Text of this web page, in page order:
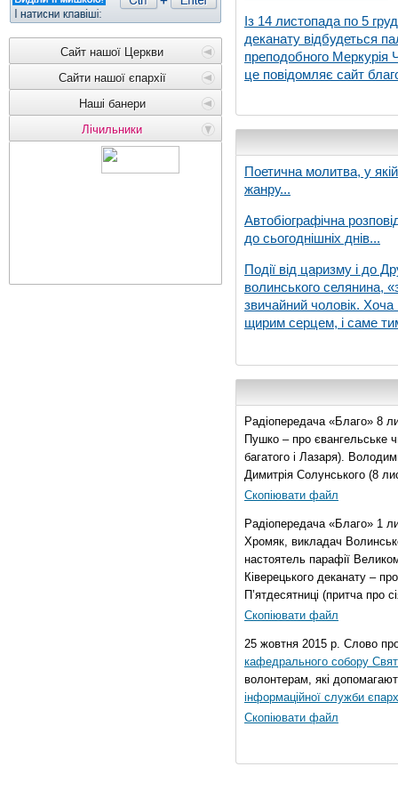
Сайт нашої Церкви
Сайти нашої єпархії
Наші банери
Лічильники
Із 14 листопада по 5
деканату відбудеться
преподобного Меркурія
це повідомляє сайт
Поетична молитва, у
жанру...
Автобіографічна
до сьогоднішніх днів...
Події від царизму і до
волинського селянина,
звичайний чоловік. Хоча
щирим серцем, і саме
Радіопередача «Благо» 8
Пушко – про євангельське
багатого і Лазаря).
Димитрія Солунського (8
Скопіювати файл
Радіопередача «Благо» 1
Хромяк, викладач
настоятель парафії
Ківерецького деканату –
П’ятдесятниці (притча про
Скопіювати файл
25 жовтня 2015 р. Слово
кафедрального собору
волонтерам, які
інформаційної служби
Скопіювати файл